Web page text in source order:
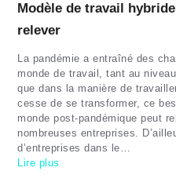
Modèle de travail
relever
La pandémie a entraîné des
monde de travail, tant au
que dans la manière de
cesse de se transformer, ce
monde post-pandémique peut
nombreuses entreprises.
d’entreprises dans le…
Lire plus